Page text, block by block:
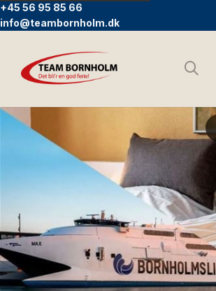
+45 56 95 85 66
info@teambornholm.dk
Sök